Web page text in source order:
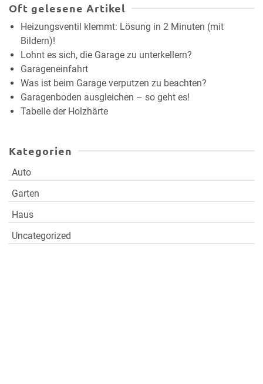
Oft gelesene Artikel
Heizungsventil klemmt: Lösung in 2 Minuten (mit
Bildern)!
Lohnt es sich, die Garage zu unterkellern?
Garageneinfahrt
Was ist beim Garage verputzen zu beachten?
Garagenboden ausgleichen – so geht es!
Tabelle der Holzhärte
Kategorien
Auto
Garten
Haus
Uncategorized